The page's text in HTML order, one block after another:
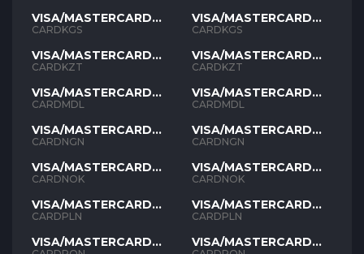
VISA/MASTERCARD
KGS
CARDKGS
VISA/MASTERCARD
KZT
CARDKZT
VISA/MASTERCARD
MDL
CARDMDL
VISA/MASTERCARD
NGN
CARDNGN
VISA/MASTERCARD
NOK
CARDNOK
VISA/MASTERCARD
PLN
CARDPLN
VISA/MASTERCARD
VISA/MASTERCARD
KGS
CARDKGS
VISA/MASTERCARD
KZT
CARDKZT
VISA/MASTERCARD
MDL
CARDMDL
VISA/MASTERCARD
NGN
CARDNGN
VISA/MASTERCARD
NOK
CARDNOK
VISA/MASTERCARD
PLN
CARDPLN
VISA/MASTERCARD